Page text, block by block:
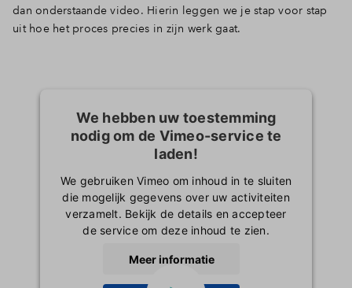
dan onderstaande video. Hierin leggen we je stap voor stap
uit hoe het proces precies in zijn werk gaat.
We hebben uw toestemming
nodig om de Vimeo-service te
laden!
We gebruiken Vimeo om inhoud in te sluiten
die mogelijk gegevens over uw activiteiten
verzamelt. Bekijk de details en accepteer
de service om deze inhoud te zien.
Meer informatie